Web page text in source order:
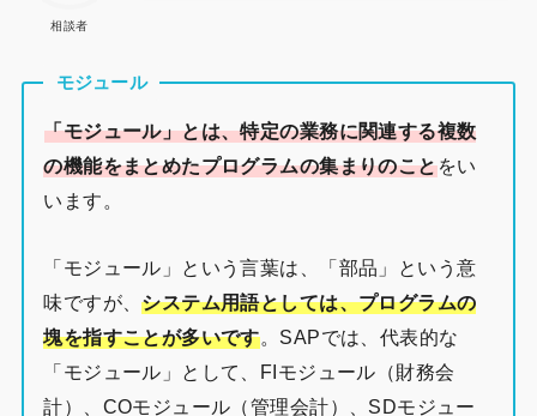
相談者
モジュール
「モジュール」とは、特定の業務に関連する複数
の機能をまとめたプログラムの集まりのことをい
います。
「モジュール」という言葉は、「部品」という意
味ですが、システム用語としては、プログラムの
塊を指すことが多いです。SAPでは、代表的な
「モジュール」として、FIモジュール（財務会
計）、COモジュール（管理会計）、SDモジュー